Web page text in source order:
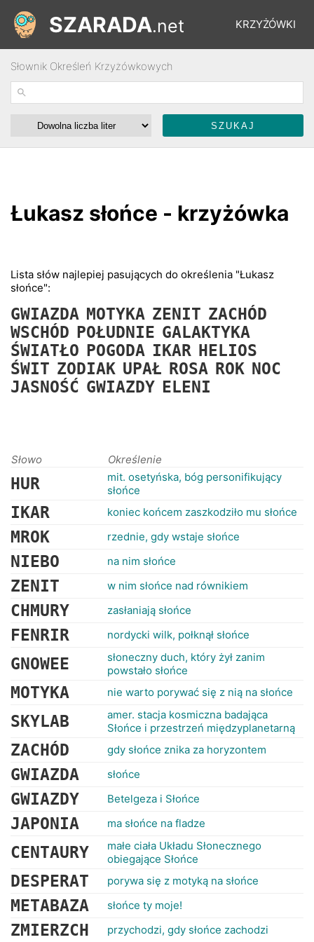
KRZYŻÓWKI
ŁAMIGŁÓWKI
SŁOWNIK
FORUM
RANKINGI
SZARADA.net
Słownik Określeń Krzyżówkowych
Łukasz słońce - krzyżówka
Lista słów najlepiej pasujących do określenia "Łukasz
słońce":
GWIAZDA MOTYKA ZENIT ZACHÓD
WSCHÓD POŁUDNIE GALAKTYKA
ŚWIATŁO POGODA IKAR HELIOS
ŚWIT ZODIAK UPAŁ ROSA ROK NOC
JASNOŚĆ GWIAZDY ELENI
Słowo Określenie
HUR
mit. osetyńska, bóg personifikujący
słońce
IKAR koniec końcem zaszkodziło mu słońce
MROK rzednie, gdy wstaje słońce
NIEBO na nim słońce
ZENIT w nim słońce nad równikiem
CHMURY zasłaniają słońce
FENRIR nordycki wilk, połknął słońce
GNOWEE
słoneczny duch, który żył zanim
powstało słońce
MOTYKA nie warto porywać się z nią na słońce
SKYLAB
amer. stacja kosmiczna badająca
Słońce i przestrzeń międzyplanetarną
ZACHÓD gdy słońce znika za horyzontem
GWIAZDA słońce
GWIAZDY Betelgeza i Słońce
JAPONIA ma słońce na fladze
CENTAURY
małe ciała Układu Słonecznego
obiegające Słońce
DESPERAT porywa się z motyką na słońce
METABAZA słońce ty moje!
ZMIERZCH przychodzi, gdy słońce zachodzi